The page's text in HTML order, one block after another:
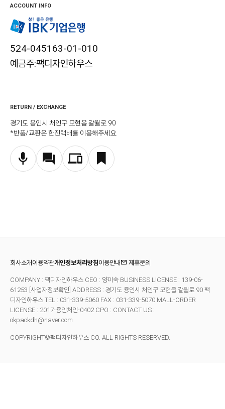
ACCOUNT INFO
524-045163-01-010
예금주:팩디자인하우스
RETURN / EXCHANGE
경기도 용인시 처인구 모현읍 갈월로 90
*반품/교환은 한진택배를 이용해주세요.
회사소개 이용약관개인정보처리방침이용안내 제휴문의
COMPANY : 팩디자인하우스 CEO : 양미숙 BUSINESS LICENSE : 139-06-
61253 [사업자정보확인] ADDRESS : 경기도 용인시 처인구 모현읍 갈월로 90 팩
디자인하우스 TEL : 031-339-5060 FAX : 031-339-5070 MALL-ORDER
LICENSE : 2017-용인처인-0402 CPO : CONTACT US :
okpackdh@naver.com
COPYRIGHT©팩디자인하우스 CO. ALL RIGHTS RESERVED.